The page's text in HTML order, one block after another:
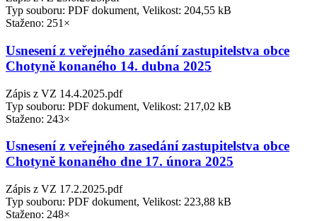
Typ souboru: PDF dokument, Velikost: 204,55 kB
Staženo: 251×
Usnesení z veřejného zasedání zastupitelstva obce
Chotyně konaného 14. dubna 2025
Zápis z VZ 14.4.2025.pdf
Typ souboru: PDF dokument, Velikost: 217,02 kB
Staženo: 243×
Usnesení z veřejného zasedání zastupitelstva obce
Chotyně konaného dne 17. února 2025
Zápis z VZ 17.2.2025.pdf
Typ souboru: PDF dokument, Velikost: 223,88 kB
Staženo: 248×